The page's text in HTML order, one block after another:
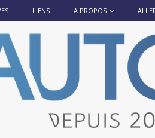
LIENS A PROPOS